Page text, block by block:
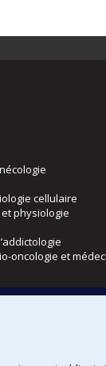
cellulaire
physiologie
oncologie et